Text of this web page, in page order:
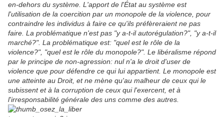
en-dehors du système. L'apport de l'État au système est
l'utilisation de la coercition par un monopole de la violence, pour
contraindre les individus à faire ce qu'ils préfèreraient ne pas
faire. La problématique n'est pas "y a-t-il autorégulation?", "y a-t-il
marché?". La problématique est: "quel est le rôle de la
violence?", "quel est le rôle du monopole?". Le libéralisme répond
par le principe de non-agression: nul n'a le droit d'user de
violence que pour défendre ce qui lui appartient. Le monopole est
une atteinte au Droit, et ne mène qu'au malheur de ceux qui le
subissent et à la corruption de ceux qui l'exercent, et à
l'irresponsabilité générale des uns comme des autres.